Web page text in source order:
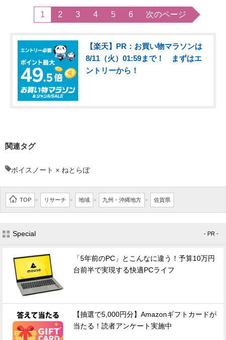
1 2 3 4 5 6 次のページ
【楽天】PR：お買い物マラソンは
8/11（火）01:59まで！ まずはエ
ントリーから！
関連タグ
ボイスノート × ねとらぼ
TOP > リサーチ > 地域 > 九州・沖縄地方 > 佐賀県
Special - PR -
「5年前のPC」とこんなに違う！予算10万円
台前半で実現する快適PCライフ
【抽選で5,000円分】Amazonギフトカードが
当たる！読者アンケート実施中